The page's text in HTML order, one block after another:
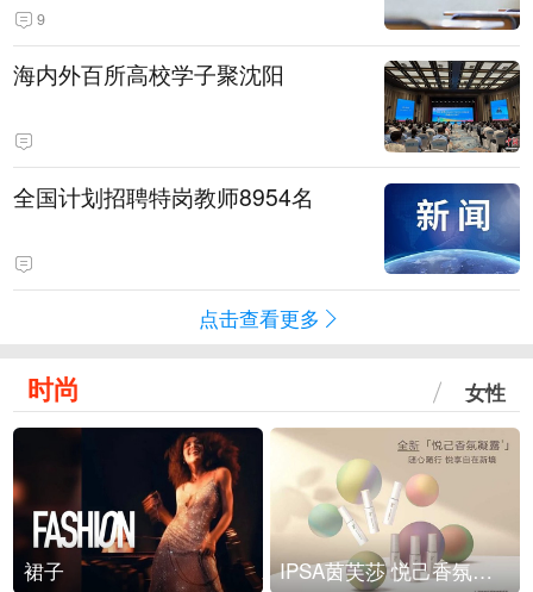
9
海内外百所高校学子聚沈阳
全国计划招聘特岗教师8954名
点击查看更多
时尚 女性
裙子 IPSA茵芙莎 悦己香氛凝露上市